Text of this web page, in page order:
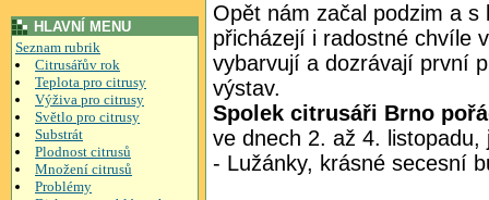
HLAVNÍ MENU
Seznam rubrik
Citrusářův rok
Teplota pro citrusy
Výživa pro citrusy
Světlo pro citrusy
Substrát
Plodnost citrusů
Množení citrusů
Problémy
Opět nám začal podzim a
přicházejí i radostné chvíle
vybarvují a dozrávají první
výstav.
Spolek citrusáři Brno
ve dnech 2. až 4.
- Lužánky, krásné secesní